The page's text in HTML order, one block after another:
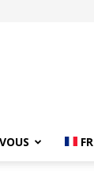
FR